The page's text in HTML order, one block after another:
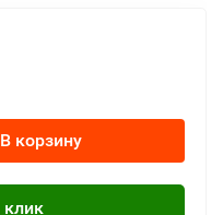
В корзину